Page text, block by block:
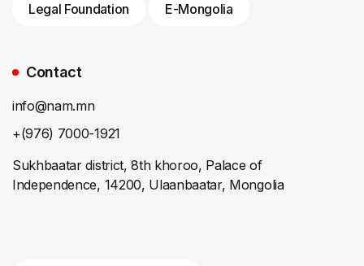
Legal Foundation E-Mongolia
Contact
info@nam.mn
+(976) 7000-1921
Sukhbaatar district, 8th khoroo, Palace of
Independence, 14200, Ulaanbaatar, Mongolia